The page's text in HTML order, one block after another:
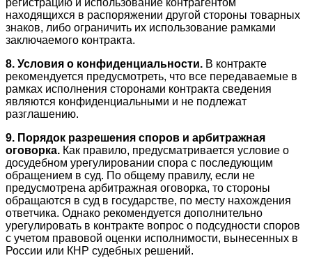
регистрацию и использование контрагентом
находящихся в распоряжении другой стороны товарных
знаков, либо ограничить их использование рамками
заключаемого контракта.
8. Условия о конфиденциальности. В контракте
рекомендуется предусмотреть, что все передаваемые в
рамках исполнения сторонами контракта сведения
являются конфиденциальными и не подлежат
разглашению.
9. Порядок разрешения споров и арбитражная
оговорка. Как правило, предусматривается условие о
досудебном урегулировании спора с последующим
обращением в суд. По общему правилу, если не
предусмотрена арбитражная оговорка, то стороны
обращаются в суд в государстве, по месту нахождения
ответчика. Однако рекомендуется дополнительно
урегулировать в контракте вопрос о подсудности споров
с учетом правовой оценки исполнимости, вынесенных в
России или КНР судебных решений.